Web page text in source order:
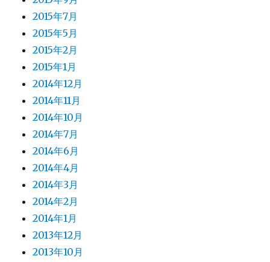
2015年7月
2015年5月
2015年2月
2015年1月
2014年12月
2014年11月
2014年10月
2014年7月
2014年6月
2014年4月
2014年3月
2014年2月
2014年1月
2013年12月
2013年10月